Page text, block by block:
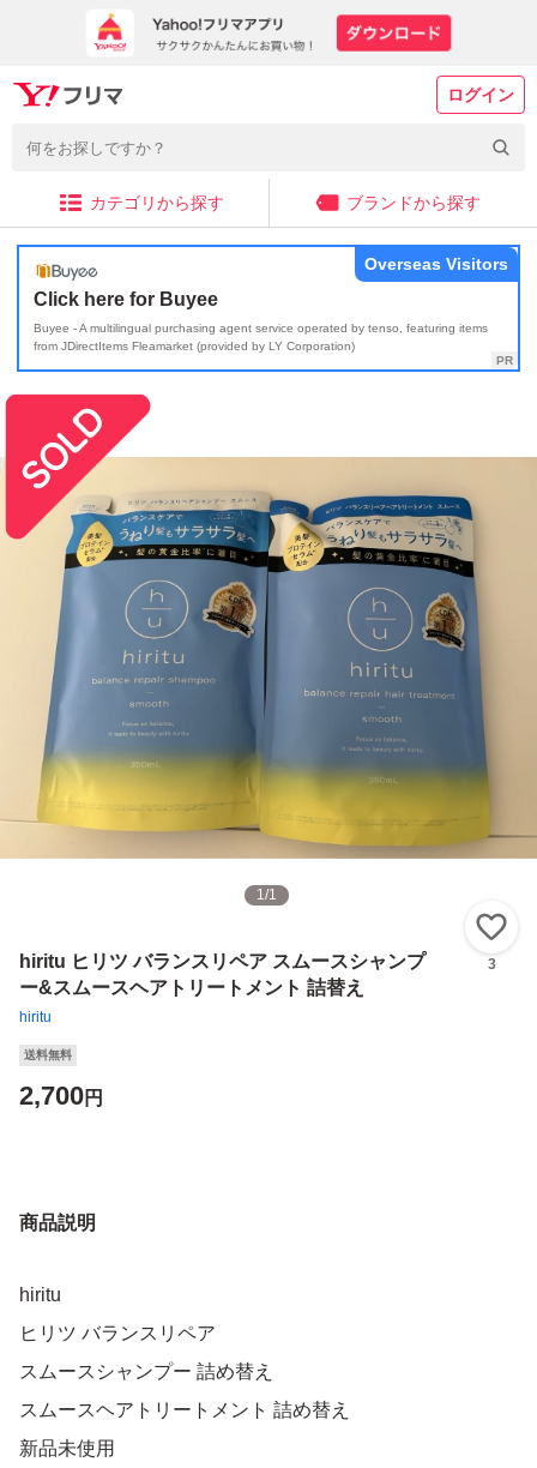
ログイン
カテゴリから探す ブランドから探す
Click here for Buyee
Buyee - A multilingual purchasing agent service operated by tenso, featuring items
from JDirectItems Fleamarket (provided by LY Corporation)
Overseas Visitors
1/1
hiritu ヒリツ バランスリペア スムースシャンプ
ー&スムースヘアトリートメント 詰替え
hiritu
3
送料無料
2,700円
商品説明
hiritu
ヒリツ バランスリペア
スムースシャンプー 詰め替え
スムースヘアトリートメント 詰め替え
新品未使用